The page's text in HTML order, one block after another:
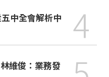
4
維俊：業務發